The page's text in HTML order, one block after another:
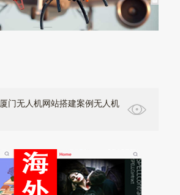
门无人机网站搭建案例无人机